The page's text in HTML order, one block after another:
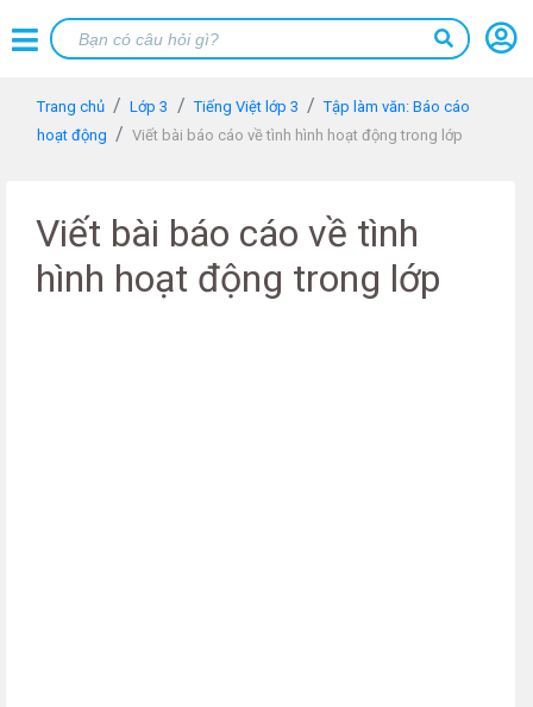
Trang chủ Lớp 3 Tiếng Việt lớp 3
Tập làm văn: Báo cáo
hoạt động
Viết bài báo cáo về tình hình hoạt động trong lớp
Viết bài báo cáo về tình
hình hoạt động trong lớp